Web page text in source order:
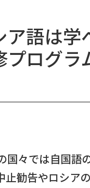
語は学
ログラ
国々では自国語
止勧告やロシア